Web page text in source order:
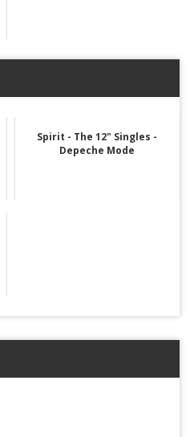
Spirit - The 12" Singles -
Depeche Mode